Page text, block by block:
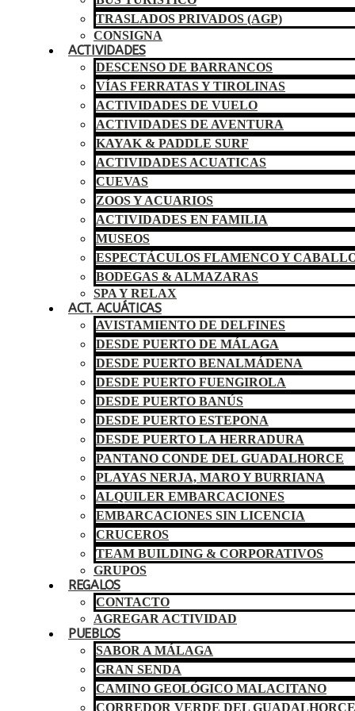
TRASLADOS PRIVADOS (AGP)
CONSIGNA
ACTIVIDADES
DESCENSO DE BARRANCOS
VÍAS FERRATAS Y TIROLINAS
ACTIVIDADES DE VUELO
ACTIVIDADES DE AVENTURA
KAYAK & PADDLE SURF
ACTIVIDADES ACUATICAS
CUEVAS
ZOOS Y ACUARIOS
ACTIVIDADES EN FAMILIA
MUSEOS
ESPECTÁCULOS FLAMENCO Y
BODEGAS & ALMAZARAS
SPA Y RELAX
ACT. ACUÁTICAS
AVISTAMIENTO DE DELFINES
DESDE PUERTO DE MÁLAGA
DESDE PUERTO BENALMÁDENA
DESDE PUERTO FUENGIROLA
DESDE PUERTO BANÚS
DESDE PUERTO ESTEPONA
DESDE PUERTO LA HERRADURA
PANTANO CONDE DEL GUADALHORCE
PLAYAS NERJA, MARO Y BURRIANA
ALQUILER EMBARCACIONES
EMBARCACIONES SIN LICENCIA
CRUCEROS
TEAM BUILDING & CORPORATIVOS
GRUPOS
REGALOS
CONTACTO
AGREGAR ACTIVIDAD
PUEBLOS
SABOR A MÁLAGA
GRAN SENDA
CAMINO GEOLÓGICO MALACITANO
CORREDOR VERDE DEL GUADALHORCE